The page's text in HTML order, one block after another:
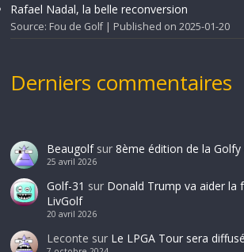
Rafael Nadal, la belle reconversion
Source: Fou de Golf Published on 2025-01-20
Derniers commentaires
Beaugolfsur 8ème édition de la Golfy
25 avril 2026
Golf-31 sur Donald Trump va aider la
LivGolf
20 avril 2026
Leconte sur Le LPGA Tour sera